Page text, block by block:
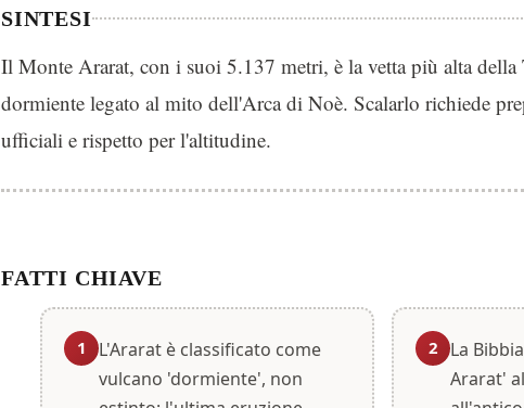
SINTESI
Il Monte Ararat, con i suoi 5.137 metri, è la vetta più alta della
dormiente legato al mito dell'Arca di Noè. Scalarlo richiede
ufficiali e rispetto per l'altitudine.
FATTI CHIAVE
1
L'Ararat è classificato come
vulcano 'dormiente', non
2
La
Ararat'